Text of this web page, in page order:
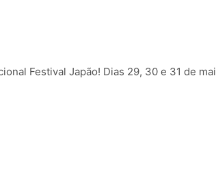
Festival Japão! Dias 29, 30 e 31 de